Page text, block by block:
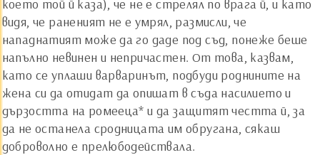
което той й каза), че не е стрелял по врага й, и като
видя, че раненият не е умрял, размисли, че
нападнатият може да го даде под съд, понеже беше
напълно невинен и непричастен. От това, казвам,
като се уплаши варваринът, подбуди роднините на
жена си да отидат да опишат в съда насилието и
дързостта на ромееца* и да защитят честта й, за
да не останела сродницата им обругана, сякаш
доброволно е прелюбодействала.